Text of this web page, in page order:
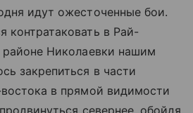
идут ожесточенные бои.
контратаковать в Рай-
районе Николаевки нашим
закрепиться в части
в прямой видимости
севернее, обойдя